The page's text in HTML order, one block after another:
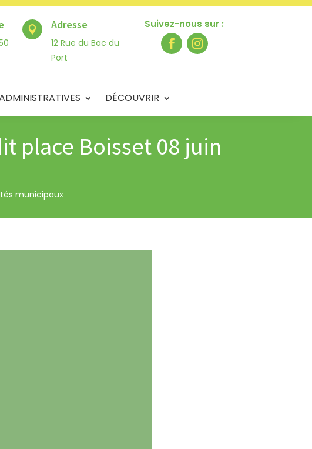
 Adresse
12 Rue du Bac du
Port
Suivez-nous sur :
DÉCOUVRIR
place Boisset 08 juin
municipaux